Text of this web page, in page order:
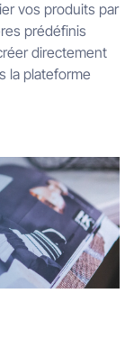
vos produits par
prédéfinis
directement
la plateforme